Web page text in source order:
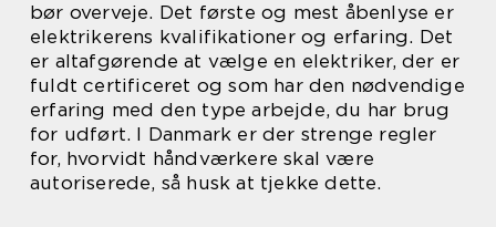
bør overveje. Det første og mest åbenlyse er
elektrikerens kvalifikationer og erfaring. Det
er altafgørende at vælge en elektriker, der er
fuldt certificeret og som har den nødvendige
erfaring med den type arbejde, du har brug
for udført. I Danmark er der strenge regler
for, hvorvidt håndværkere skal være
autoriserede, så husk at tjekke dette.